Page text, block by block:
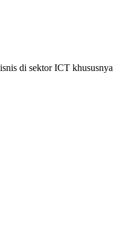
di sektor ICT khususnya